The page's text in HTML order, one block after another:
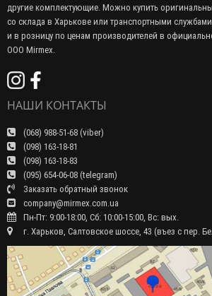
другие комплектующие. Можно купить
со склада в Харькове или транспортными
и в розницу по ценам производителей в
ООО Mirmex.
НАШИ КОНТАКТЫ
(068) 988-51-68 (viber)
(098) 163-18-81
(098) 163-18-83
(095) 654-06-08 (telegram)
Заказать обратный звонок
company@mirmex.com.ua
Пн-Пт: 9:00-18:00, Сб: 10:00-15:00, Вс: вых.
г. Харьков, Салтовское шоссе, 43 (въез с пер.